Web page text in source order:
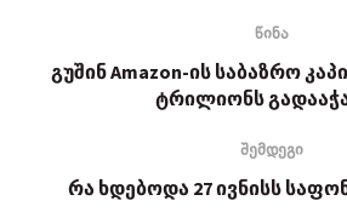
წინა
გუშინ Amazon-ის საბაზრო
ტრილიონს
შემდეგი
რა ხდებოდა 27 ივნისს